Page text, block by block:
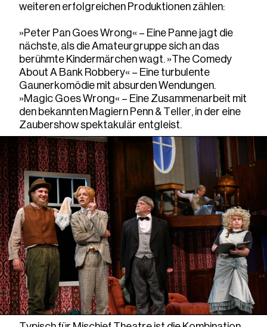
weiteren erfolgreichen Produktionen zählen:
»Peter Pan Goes Wrong« – Eine Panne jagt die
nächste, als die Amateurgruppe sich an das
berühmte Kindermärchen wagt. »The Comedy
About A Bank Robbery« – Eine turbulente
Gaunerkomödie mit absurden Wendungen.
»Magic Goes Wrong« – Eine Zusammenarbeit mit
den bekannten Magiern Penn & Teller, in der eine
Zaubershow spektakulär entgleist.